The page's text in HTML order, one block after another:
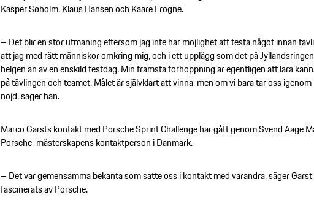
Kasper Søholm, Klaus Hansen och Kaare Frogne.
– Det blir en stor utmaning eftersom jag inte har möjlighet att testa något innan
att jag med rätt människor omkring mig, och i ett upplägg som det på
helgen än av en enskild testdag. Min främsta förhoppning är egentligen att lära
på tävlingen och teamet. Målet är självklart att vinna, men om vi bara tar oss
nöjd, säger han.
Marco Garsts kontakt med Porsche Sprint Challenge har gått genom Svend Aage
Porsche-mästerskapens kontaktperson i Danmark.
– Det var gemensamma bekanta som satte oss i kontakt med varandra, säger
fascinerats av Porsche.